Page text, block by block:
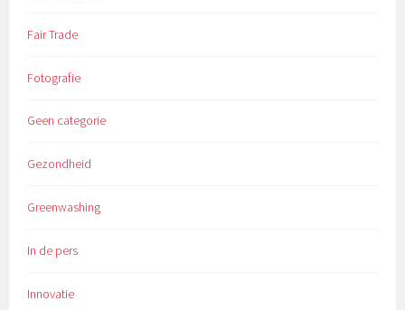
Fair Trade
Fotografie
Geen categorie
Gezondheid
Greenwashing
In de pers
Innovatie